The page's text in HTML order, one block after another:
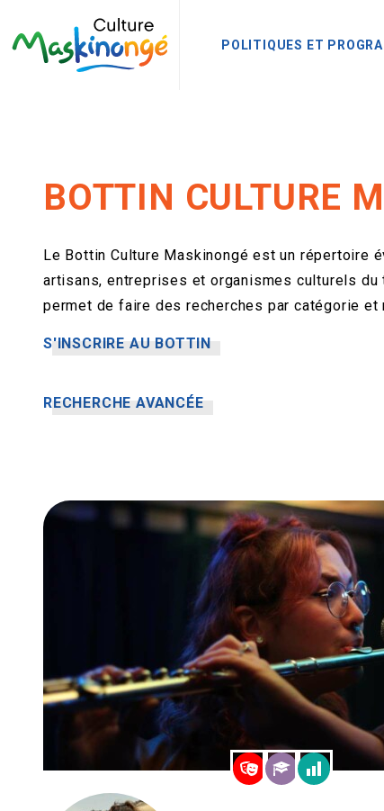
POLITIQUES ET
BOTTIN CULTURE
Le Bottin Culture Maskinongé est un répertoire
artisans, entreprises et organismes culturels
permet de faire des recherches par catégorie et
S'INSCRIRE AU BOTTIN
RECHERCHE AVANCÉE